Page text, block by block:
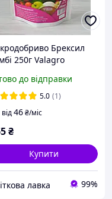
Брексил
250г Valagro
до відправки
5.0 (1)
від46₴/міс
₴
Купити
лавка 99%